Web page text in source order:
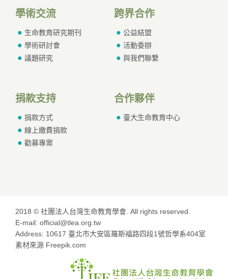
學術交流
生命教育研究期刊
學術研討會
議題研究
跨界合作
公益結盟
活動委辦
與我們聯繫
捐款支持
捐款方式
線上繳費捐款
勸募專案
合作夥伴
臺大生命教育中心
2018 © 社團法人台灣生命教育學會. All rights reserved.
E-mail: official@tlea.org.tw
Address: 10617 臺北市大安區羅斯福路四段1號哲學系404室
素材來源 Freepik.com